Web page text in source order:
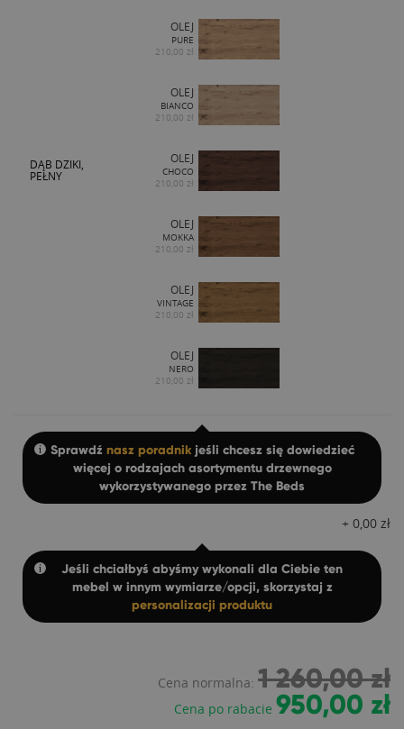
DĄB DZIKI,
PEŁNY
OLEJ
PURE
210,00 zł
OLEJ
BIANCO
210,00 zł
OLEJ
CHOCO
210,00 zł
OLEJ
MOKKA
210,00 zł
OLEJ
VINTAGE
210,00 zł
OLEJ
NERO
210,00 zł
Sprawdź nasz poradnikjeśli chcesz się dowiedzieć
więcej o rodzajach asortymentu drzewnego
wykorzystywanego przez The Beds
+ 0,00 zł
Jeśli chciałbyś abyśmy wykonali dla Ciebie ten
mebel w innym wymiarze/opcji, skorzystaj z
personalizacji produktu
Cena normalna: 1 260,00 zł
Cena po rabacie 950,00 zł